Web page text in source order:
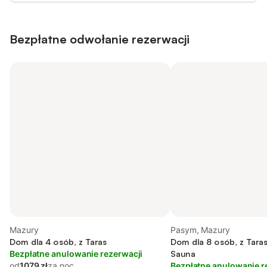
Bezpłatne odwołanie rezerwacji
Mazury
Dom dla 4 osób, z Taras
Bezpłatne anulowanie rezerwacji
Pasym, Mazury
Dom dla 8 osób, z
Sauna